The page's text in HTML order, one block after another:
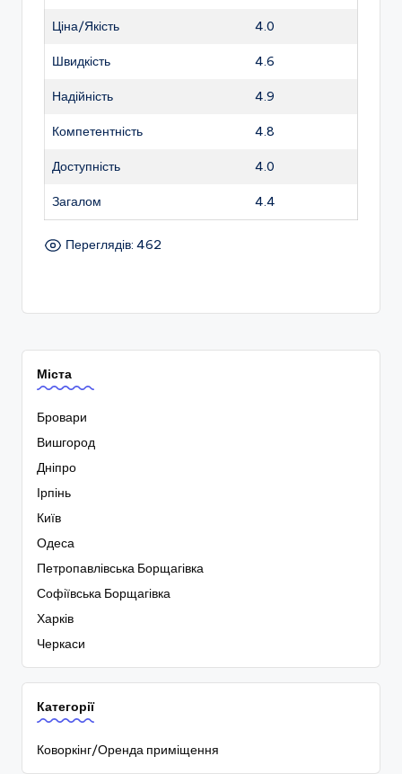
Ціна/Якість 4.0
Швидкість 4.6
Надійність 4.9
Компетентність 4.8
Доступність 4.0
Загалом 4.4
Переглядів: 462
Міста
Бровари
Вишгород
Дніпро
Ірпінь
Київ
Одеса
Петропавлівська Борщагівка
Софіївська Борщагівка
Харків
Черкаси
Категорії
Коворкінг/Оренда приміщення